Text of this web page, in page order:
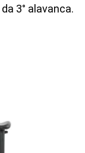
3° alavanca.